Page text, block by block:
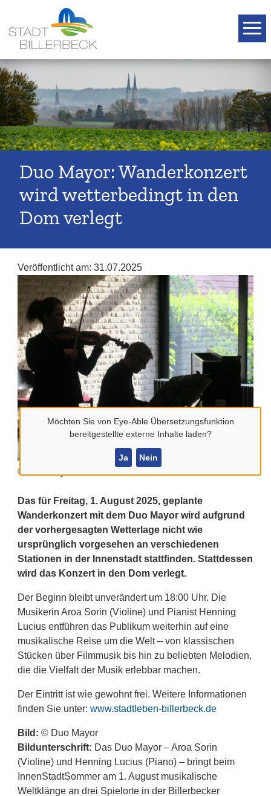
Möchten Sie von Eye-Able Übersetzungsfunktion
bereitgestellte externe Inhalte laden?
Ja Nein
Duo Mayor: Wanderkonzert
wird wetterbedingt in den
Dom verlegt
Veröffentlicht am: 31.07.2025
© Duo Mayor
Das für Freitag, 1. August 2025, geplante
Wanderkonzert mit dem Duo Mayor wird aufgrund
der vorhergesagten Wetterlage nicht wie
ursprünglich vorgesehen an verschiedenen
Stationen in der Innenstadt stattfinden. Stattdessen
wird das Konzert in den Dom verlegt.
Der Beginn bleibt unverändert um 18:00 Uhr. Die
Musikerin Aroa Sorin (Violine) und Pianist Henning
Lucius entführen das Publikum weiterhin auf eine
musikalische Reise um die Welt – von klassischen
Stücken über Filmmusik bis hin zu beliebten Melodien,
die die Vielfalt der Musik erlebbar machen.
Der Eintritt ist wie gewohnt frei. Weitere Informationen
finden Sie unter: www.stadtleben-billerbeck.de
Bild: © Duo Mayor
Bildunterschrift: Das Duo Mayor – Aroa Sorin
(Violine) und Henning Lucius (Piano) – bringt beim
InnenStadtSommer am 1. August musikalische
Weltklänge an drei Spielorte in der Billerbecker